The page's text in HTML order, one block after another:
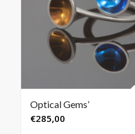
Optical Gems’
€285,00